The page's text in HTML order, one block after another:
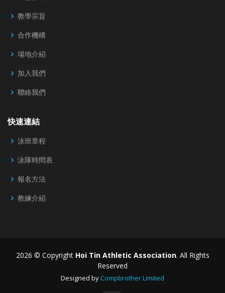
教學宗旨
合作機構
場地介紹
加入我們
聯絡我們
快速連結
泳班章程
泳隊時間表
報名方法
教練介紹
2026 © Copyright Hoi Tin Athletic Association. All Rights
Reserved
Designed byCompbrother Limited